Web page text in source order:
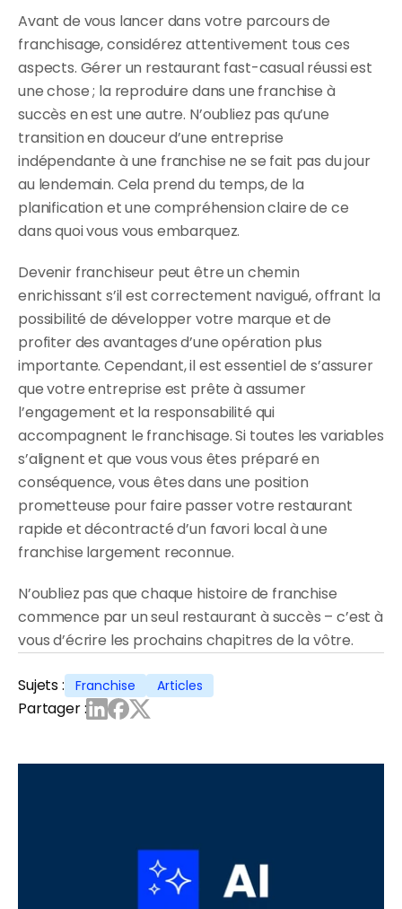
Avant de vous lancer dans votre parcours de
franchisage, considérez attentivement tous ces
aspects. Gérer un restaurant fast-casual réussi est
une chose ; la reproduire dans une franchise à
succès en est une autre. N’oubliez pas qu’une
transition en douceur d’une entreprise
indépendante à une franchise ne se fait pas du jour
au lendemain. Cela prend du temps, de la
planification et une compréhension claire de ce
dans quoi vous vous embarquez.
Devenir franchiseur peut être un chemin
enrichissant s’il est correctement navigué, offrant la
possibilité de développer votre marque et de
profiter des avantages d’une opération plus
importante. Cependant, il est essentiel de s’assurer
que votre entreprise est prête à assumer
l’engagement et la responsabilité qui
accompagnent le franchisage. Si toutes les variables
s’alignent et que vous vous êtes préparé en
conséquence, vous êtes dans une position
prometteuse pour faire passer votre restaurant
rapide et décontracté d’un favori local à une
franchise largement reconnue.
N’oubliez pas que chaque histoire de franchise
commence par un seul restaurant à succès – c’est à
vous d’écrire les prochains chapitres de la vôtre.
Sujets : Franchise Articles
Partager :